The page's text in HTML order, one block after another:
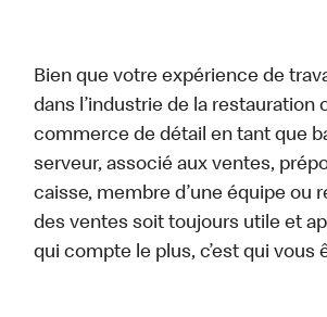
Bien que votre expérience de
dans l’industrie de la restauration
commerce de détail en tant que
serveur, associé aux ventes,
caisse, membre d’une équipe ou
des ventes soit toujours utile et
qui compte le plus, c’est qui vous